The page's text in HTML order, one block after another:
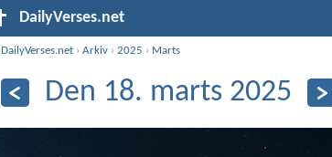
DailyVerses.net
DailyVerses.net ›Arkiv ›2025 › Marts
Den 18. marts 2025